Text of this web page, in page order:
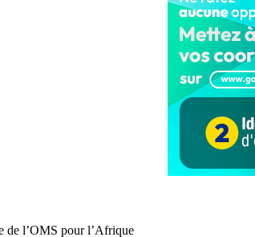
de l’OMS pour l’Afrique